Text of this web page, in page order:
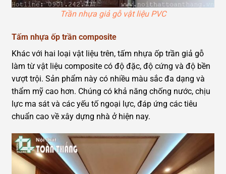
Trần nhựa giả gỗ vật liệu PVC
Tấm nhựa ốp trần composite
Khác với hai loại vật liệu trên, tấm nhựa ốp trần giả gỗ
làm từ vật liệu composite có độ đặc, độ cứng và độ bền
vượt trội. Sản phẩm này có nhiều màu sắc đa dạng và
thẩm mỹ cao hơn. Chúng có khả năng chống nước, chịu
lực ma sát và các yếu tố ngoại lực, đáp ứng các tiêu
chuẩn cao về xây dựng nhà ở hiện nay.